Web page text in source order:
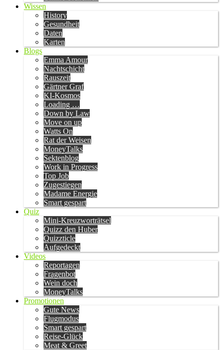
Wissen
History
Gesundheit
Daten
Karten
Blogs
Emma Amour
Nachtschicht
Rauszeit
Gärtner Graf
KI-Kosmos
Loading …
Down by Law
Move on up
Watts On
Rat der Weisen
MoneyTalks
Sektenblog
Work in Progress
Top Job
Zugestiegen
Madame Energie
Smart gespart
Quiz
Mini-Kreuzworträtsel
Quizz den Huber
Quizzticle
Aufgedeckt
Videos
Reportagen
Fragenbot
Wein doch
MoneyTalks
Promotionen
Gute News
Flugmodus
Smart gespart
Reise-Glück
Meat & Greet